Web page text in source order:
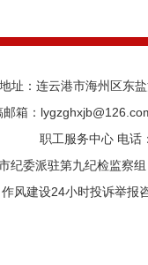
：连云港市海州区东
邮箱：
职工服务中心 电话
纪委派驻第九纪检监察
作风建设24小时投诉举报